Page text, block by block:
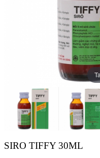
SIRO TIFFY 30ML